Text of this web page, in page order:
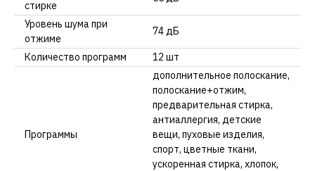
стирке
Уровень шума при
отжиме
74 дБ
Количество программ 12 шт
Программы
дополнительное полоскание,
полоскание+отжим,
предварительная стирка,
антиаллергия, детские
вещи, пуховые изделия,
спорт, цветные ткани,
ускоренная стирка, хлопок,